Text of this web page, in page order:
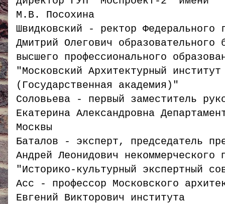
М.В. Посохина
Швидковский - ректор Федерального
Дмитрий Олегович образовательного
высшего профессионального
"Московский Архитектурный институт
(Государственная академия)"
Соловьева - первый заместитель
Екатерина Александровна
Москвы
Баталов - эксперт, председатель
Андрей Леонидович некоммерческого
"Историко-культурный экспертный
Асс - профессор Московского
Евгений Викторович института